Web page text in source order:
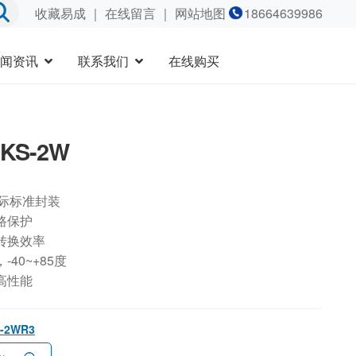
收藏易成｜ 在线留言｜ 网站地图 18664639986
资讯 联系我们 在线购买
2W
标准封装
保护
换效率
-40~+85度
性能
2WR3